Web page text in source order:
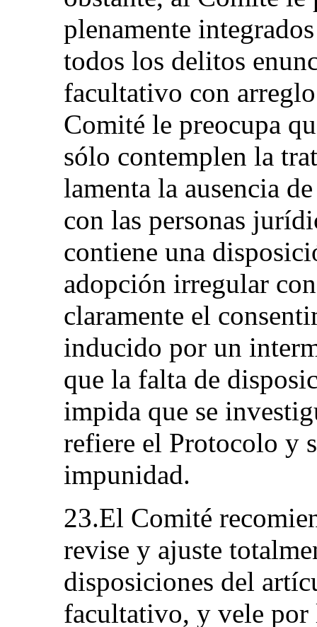
plenamente
todos los delitos
facultativo con
Comité le preocupa
sólo contemplen la
lamenta la ausencia
con las personas
contiene una
adopción irregular
claramente el
inducido por un
que la falta de
impida que se
refiere el Protocolo y
impunidad.
23.El Comité
revise y ajuste
disposiciones del
facultativo, y vele